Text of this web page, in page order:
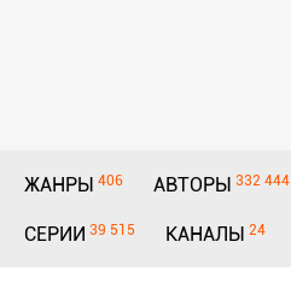
ЖАНРЫ 406 АВТОРЫ 332 444
СЕРИИ 39 515 КАНАЛЫ 24